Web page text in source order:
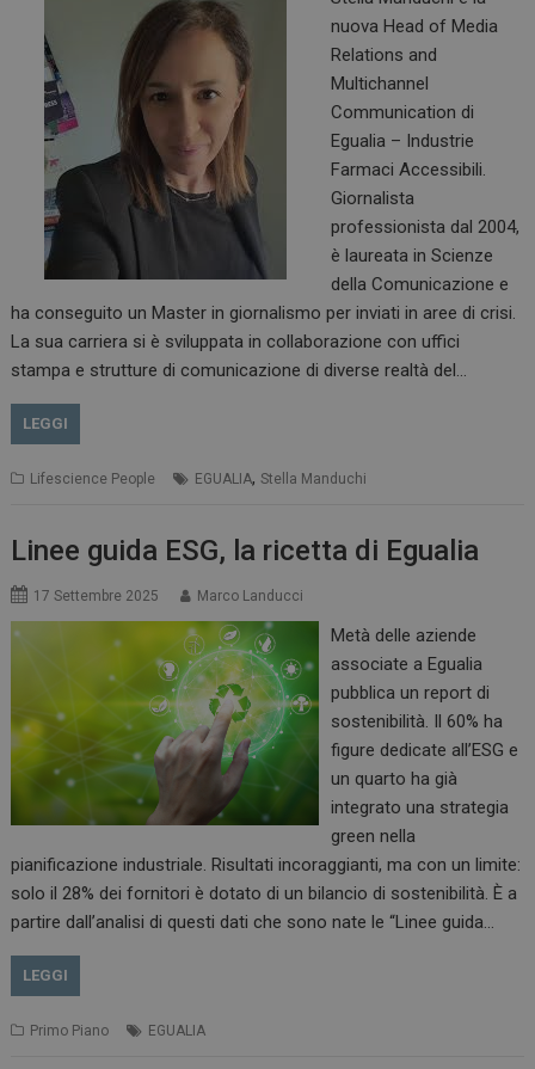
nuova Head of Media
Relations and
Multichannel
Communication di
Egualia – Industrie
Farmaci Accessibili.
Giornalista
professionista dal 2004,
è laureata in Scienze
della Comunicazione e
ha conseguito un Master in giornalismo per inviati in aree di crisi.
La sua carriera si è sviluppata in collaborazione con uffici
stampa e strutture di comunicazione di diverse realtà del…
LEGGI
Lifescience People EGUALIA,Stella Manduchi
Linee guida ESG, la ricetta di Egualia
17 Settembre 2025 Marco Landucci
Metà delle aziende
associate a Egualia
pubblica un report di
sostenibilità. Il 60% ha
figure dedicate all’ESG e
un quarto ha già
integrato una strategia
green nella
pianificazione industriale. Risultati incoraggianti, ma con un limite:
solo il 28% dei fornitori è dotato di un bilancio di sostenibilità. È a
partire dall’analisi di questi dati che sono nate le “Linee guida…
LEGGI
Primo Piano EGUALIA